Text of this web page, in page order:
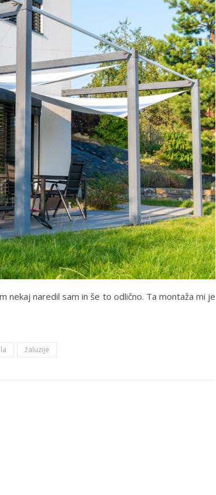
naredil sam in še to odlično. Ta montaža mi je
žaluzije